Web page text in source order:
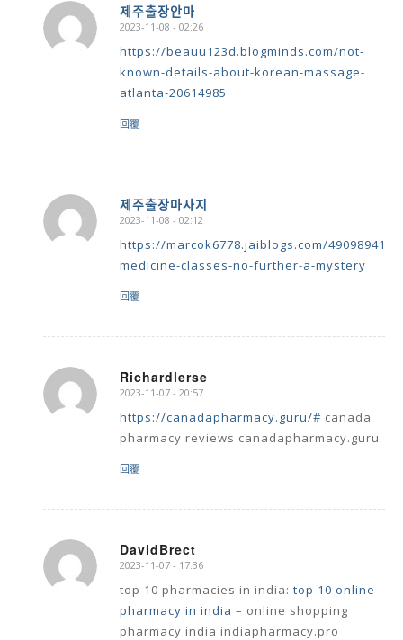
제주출장안마
says:
2023-11-08 - 02:26
https://beauu123d.blogminds.com/not-
known-details-about-korean-massage-
atlanta-20614985
回覆
제주출장마사지
says:
2023-11-08 - 02:12
https://marcok6778.jaiblogs.com/49098941/
medicine-classes-no-further-a-mystery
回覆
Richardlerse
says:
2023-11-07 - 20:57
https://canadapharmacy.guru/# canada
pharmacy reviews canadapharmacy.guru
回覆
DavidBrect
says:
2023-11-07 - 17:36
top 10 pharmacies in india: top 10 online
pharmacy in india – online shopping
pharmacy india indiapharmacy.pro